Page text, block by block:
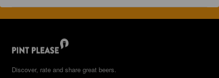
Discover, rate and share great beers.